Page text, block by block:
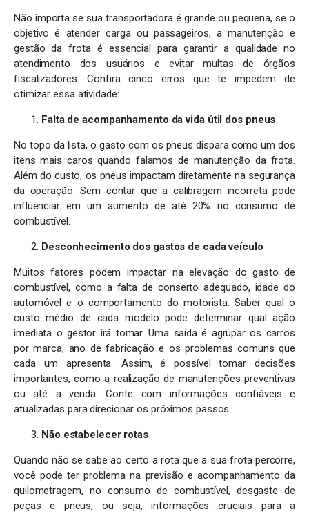
Não importa se sua transportadora é grande ou pequena, se o
objetivo é atender carga ou passageiros, a manutenção e
gestão da frota é essencial para garantir a qualidade no
atendimento dos usuários e evitar multas de órgãos
fiscalizadores. Confira cinco erros que te impedem de
otimizar essa atividade:
Falta de acompanhamento da vida útil dos pneus
No topo da lista, o gasto com os pneus dispara como um dos
itens mais caros quando falamos de manutenção da frota.
Além do custo, os pneus impactam diretamente na segurança
da operação. Sem contar que a calibragem incorreta pode
influenciar em um aumento de até 20% no consumo de
combustível.
Desconhecimento dos gastos de cada veículo
Muitos fatores podem impactar na elevação do gasto de
combustível, como a falta de conserto adequado, idade do
automóvel e o comportamento do motorista. Saber qual o
custo médio de cada modelo pode determinar qual ação
imediata o gestor irá tomar. Uma saída é agrupar os carros
por marca, ano de fabricação e os problemas comuns que
cada um apresenta. Assim, é possível tomar decisões
importantes, como a realização de manutenções preventivas
ou até a venda. Conte com informações confiáveis e
atualizadas para direcionar os próximos passos.
Não estabelecer rotas
Quando não se sabe ao certo a rota que a sua frota percorre,
você pode ter problema na previsão e acompanhamento da
quilometragem, no consumo de combustível, desgaste de
peças e pneus, ou seja, informações cruciais para a